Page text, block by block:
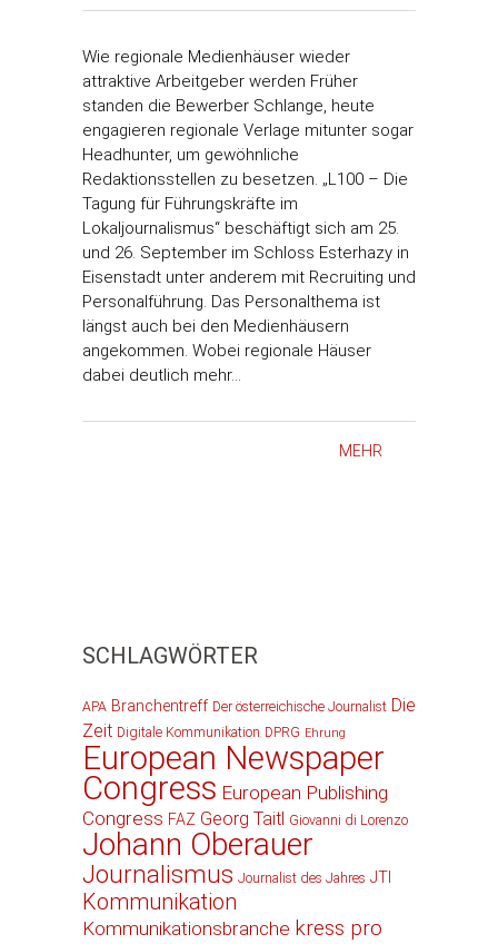
Wie regionale Medienhäuser wieder
attraktive Arbeitgeber werden Früher
standen die Bewerber Schlange, heute
engagieren regionale Verlage mitunter sogar
Headhunter, um gewöhnliche
Redaktionsstellen zu besetzen. „L100 – Die
Tagung für Führungskräfte im
Lokaljournalismus“ beschäftigt sich am 25.
und 26. September im Schloss Esterhazy in
Eisenstadt unter anderem mit Recruiting und
Personalführung. Das Personalthema ist
längst auch bei den Medienhäusern
angekommen. Wobei regionale Häuser
dabei deutlich mehr…
MEHR
SCHLAGWÖRTER
APA Branchentreff Der österreichische Journalist Die
Zeit Digitale Kommunikation DPRG Ehrung
European Newspaper
Congress European Publishing
Congress FAZ Georg Taitl Giovanni di Lorenzo
Johann Oberauer
Journalismus Journalist des Jahres JTI
Kommunikation
Kommunikationsbranche kress pro